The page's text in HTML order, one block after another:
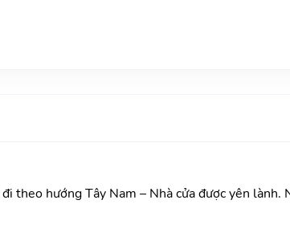
theo hướng Tây Nam – Nhà cửa được yên lành.